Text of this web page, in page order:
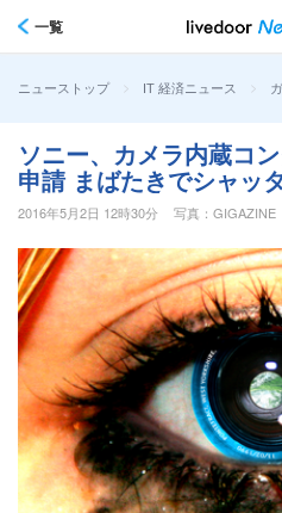
一覧
ニューストップ > IT 経済ニュース >
ソニー、カメラ内蔵コ
申請 まばたきでシャッ
2016年5月2日 12時30分
写真：GIGAZINE